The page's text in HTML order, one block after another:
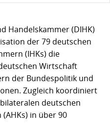
Handelskammer (DIHK)
der 79 deutschen
(IHKs) die
Wirtschaft
der Bundespolitik und
Zugleich koordiniert
deutschen
in über 90